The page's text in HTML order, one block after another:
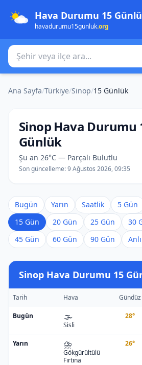
Hava Durumu 15
havadurumu15gunluk.org
Şehir veya ilçe ara
Ana Sayfa/Türkiye/Sinop/15 Günlük
Sinop Hava Durumu
Günlük
Şu an 26°C — Parçalı Bulutlu
Son güncelleme:9 Ağustos 2026, 09:35
Bugün Yarın Saatlik 5 Gün
15 Gün
20 Gün 25 Gün 30
45 Gün
60 Gün 90 Gün
Sinop Hava Durumu 15
Tarih Hava Gündüz
Bugün 🌫️
Sisli
28°
Yarın ⛈️
Gökgürültülü
Fırtına
26°